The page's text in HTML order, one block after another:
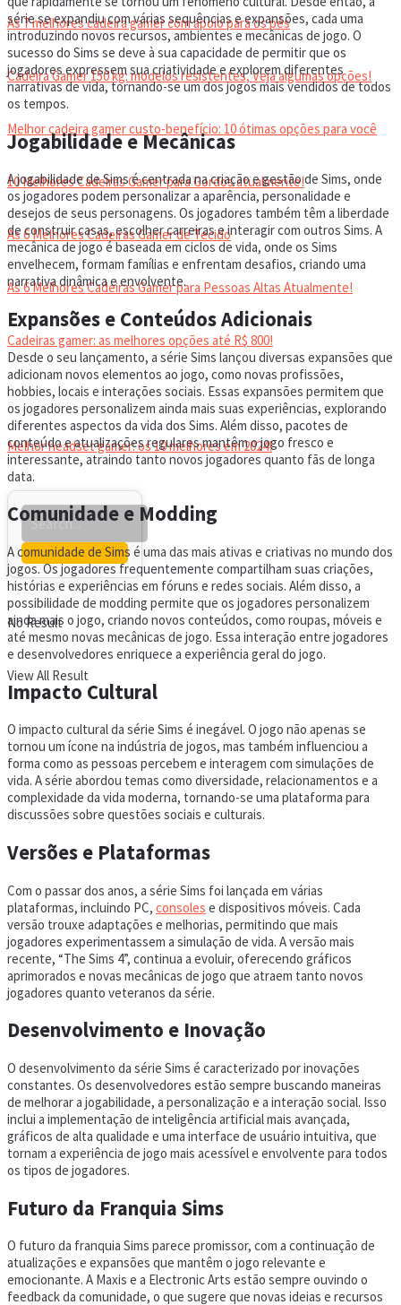
As 7 melhores cadeira gamer com apoio para os pés
Cadeira Gamer 150 kg: modelos resistentes, Veja algumas opções!
Melhor cadeira gamer custo-benefício: 10 ótimas opções para você
10 Melhores Cadeiras Gamer para Gordos atualmente!
As 6 Melhores Cadeiras Gamer de Tecido
As 6 Melhores Cadeiras Gamer para Pessoas Altas Atualmente!
Cadeiras gamer: as melhores opções até R$ 800!
HEADSET
Melhor headset gamer: os 10 melhores em 2024!
No Result
View All Result
série se expandiu com várias sequências e expansões, cada uma
introduzindo novos recursos, ambientes e mecânicas de jogo. O
sucesso do Sims se deve à sua capacidade de permitir que os
jogadores expressem sua criatividade e explorem diferentes
narrativas de vida, tornando-se um dos jogos mais vendidos de todos
os tempos.
Jogabilidade e Mecânicas
A jogabilidade de Sims é centrada na criação e gestão de Sims, onde
os jogadores podem personalizar a aparência, personalidade e
desejos de seus personagens. Os jogadores também têm a liberdade
de construir casas, escolher carreiras e interagir com outros Sims. A
mecânica de jogo é baseada em ciclos de vida, onde os Sims
envelhecem, formam famílias e enfrentam desafios, criando uma
narrativa dinâmica e envolvente.
Expansões e Conteúdos Adicionais
Desde o seu lançamento, a série Sims lançou diversas expansões que
adicionam novos elementos ao jogo, como novas profissões,
hobbies, locais e interações sociais. Essas expansões permitem que
os jogadores personalizem ainda mais suas experiências, explorando
diferentes aspectos da vida dos Sims. Além disso, pacotes de
conteúdo e atualizações regulares mantêm o jogo fresco e
interessante, atraindo tanto novos jogadores quanto fãs de longa
data.
Comunidade e Modding
A comunidade de Sims é uma das mais ativas e criativas no mundo dos
jogos. Os jogadores frequentemente compartilham suas criações,
histórias e experiências em fóruns e redes sociais. Além disso, a
possibilidade de modding permite que os jogadores personalizem
ainda mais o jogo, criando novos conteúdos, como roupas, móveis e
até mesmo novas mecânicas de jogo. Essa interação entre jogadores
e desenvolvedores enriquece a experiência geral do jogo.
Impacto Cultural
O impacto cultural da série Sims é inegável. O jogo não apenas se
tornou um ícone na indústria de jogos, mas também influenciou a
forma como as pessoas percebem e interagem com simulações de
vida. A série abordou temas como diversidade, relacionamentos e a
complexidade da vida moderna, tornando-se uma plataforma para
discussões sobre questões sociais e culturais.
Versões e Plataformas
Com o passar dos anos, a série Sims foi lançada em várias
plataformas, incluindo PC, consoles e dispositivos móveis. Cada
versão trouxe adaptações e melhorias, permitindo que mais
jogadores experimentassem a simulação de vida. A versão mais
recente, “The Sims 4”, continua a evoluir, oferecendo gráficos
aprimorados e novas mecânicas de jogo que atraem tanto novos
jogadores quanto veteranos da série.
Desenvolvimento e Inovação
O desenvolvimento da série Sims é caracterizado por inovações
constantes. Os desenvolvedores estão sempre buscando maneiras
de melhorar a jogabilidade, a personalização e a interação social. Isso
inclui a implementação de inteligência artificial mais avançada,
gráficos de alta qualidade e uma interface de usuário intuitiva, que
tornam a experiência de jogo mais acessível e envolvente para todos
os tipos de jogadores.
Futuro da Franquia Sims
O futuro da franquia Sims parece promissor, com a continuação de
atualizações e expansões que mantêm o jogo relevante e
emocionante. A Maxis e a Electronic Arts estão sempre ouvindo o
feedback da comunidade, o que sugere que novas ideias e recursos